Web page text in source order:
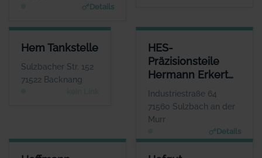
Details
Hem Tankstelle
Sulzbacher Str. 152
71522 Backnang
HEM TANKSTELLE
Herr Berrak Özcan
Keine Website hinterlegt
HES-
Präzisionsteile
Hermann Erkert
GmbH
Industriestraße 64
71560 Sulzbach an der
Murr
Details
HES-PRÄZISIONSTEILE